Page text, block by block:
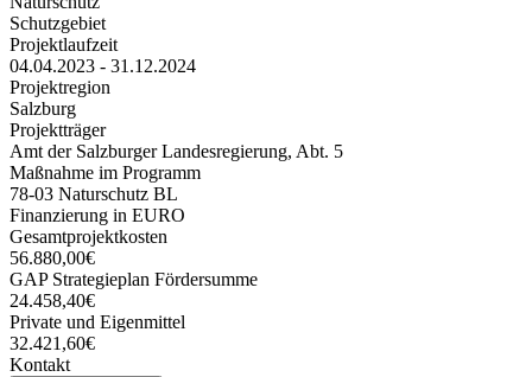
Schutzgebiet
Projektlaufzeit
04.04.2023 - 31.12.2024
Projektregion
Salzburg
Projektträger
Amt der Salzburger Landesregierung, Abt. 5
Maßnahme im Programm
78-03 Naturschutz BL
Finanzierung in EURO
Gesamtprojektkosten
56.880,00€
GAP Strategieplan Fördersumme
24.458,40€
Private und Eigenmittel
32.421,60€
Kontakt